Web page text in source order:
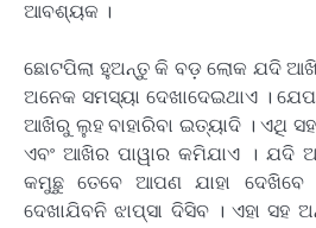
ଆବଶ୍ୟକ ।
ଛୋଟପିଲା ହୁଅନ୍ତୁ କି ବଡ଼ ଲୋକ ଯଦି
ଅନେକ ସମସ୍ୟା ଦେଖାଦେଇଥାଏ ।
ଆଖିରୁ ଲୁହ ବାହାରିବା ଇତ୍ୟାଦି । ଏଥି
ଏବଂ ଆଖିର ପାୱାର କମିଯାଏ । ଯଦି
କମୁଛୁ ତେବେ ଆପଣ ଯାହା
ଦେଖାଯିବନି ଝାପ୍ସା ଦିସିବ । ଏହା ସହ